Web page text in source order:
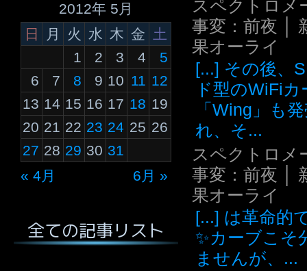
2012年 5月
日
月 火 水 木 金 土
« 4月 6月 »
1 2 3 4
5
6
7 8 9 10 11
12
13 14 15 16 17 18 19
20 21 22 23 24 25 26
27 28 29 30 31
全ての記事リスト
スペクトロメ
事変：前夜 │
果オーライ
[...] その後、
ド型のWiFiカ
「Wing」も
れ、そ...
スペクトロメ
事変：前夜 │
果オーライ
[...] は革命的
✨カーブこそ
ませんが、...